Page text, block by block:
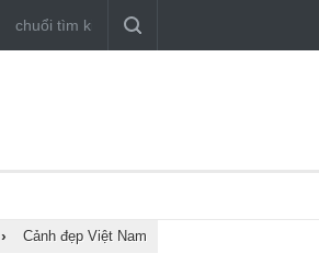
› Cảnh đẹp Việt Nam